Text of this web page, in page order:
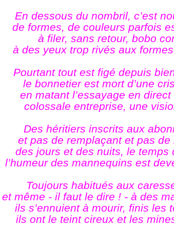
En dessous du nombril, c’est
de formes, de couleurs parfois
à filer, sans retour, bobo
à des yeux trop rivés aux
Pourtant tout est figé depuis
le bonnetier est mort d’une
en matant l’essayage en
colossale entreprise, une
Des héritiers inscrits aux
et pas de remplaçant et pas de
des jours et des nuits, le temps
l’humeur des mannequins est
Toujours habitués aux
et même - il faut le dire ! - à des
ils s’ennuient à mourir, finis les
ils ont le teint cireux et les